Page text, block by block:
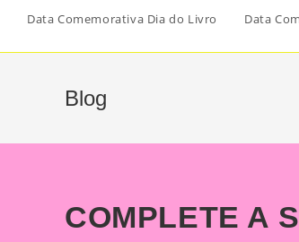
Data Comemorativa Dia do Livro Data
Blog
COMPLETE A